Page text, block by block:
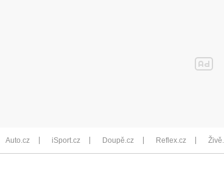
Auto.cz iSport.cz Doupě.cz Reflex.cz